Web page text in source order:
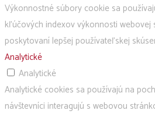
Výkonnostné súbory cookie sa
kľúčových indexov výkonnosti webovej
poskytovaní lepšej používateľskej
Analytické
Analytické
Analytické cookies sa používajú na
návštevníci interagujú s webovou